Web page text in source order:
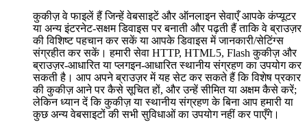
कुकीज़ वे फाइलें हैं जिन्हें वेबसाइटें और ऑनलाइन सेवाएँ आपके कंप्यूटर
या अन्य इंटरनेट-सक्षम डिवाइस पर बनाती और पढ़ती हैं ताकि वे ब्राउज़र
की विशिष्ट पहचान कर सकें या आपके डिवाइस में जानकारी/सेटिंग्स
संग्रहीत कर सकें। हमारी सेवा HTTP, HTML5, Flash कुकीज़ और
ब्राउज़र-आधारित या प्लगइन-आधारित स्थानीय संग्रहण का उपयोग कर
सकती है। आप अपने ब्राउज़र में यह सेट कर सकते हैं कि विशेष प्रकार
की कुकीज़ आने पर कैसे सूचित हों, और उन्हें सीमित या अक्षम कैसे करें;
लेकिन ध्यान दें कि कुकीज़ या स्थानीय संग्रहण के बिना आप हमारी या
कुछ अन्य वेबसाइटों की सभी सुविधाओं का उपयोग नहीं कर पाएँगे।